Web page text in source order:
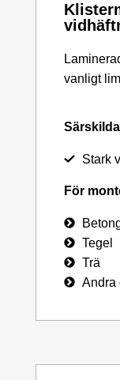
vanligt
Stark
För
Tegel
Trä
Andra